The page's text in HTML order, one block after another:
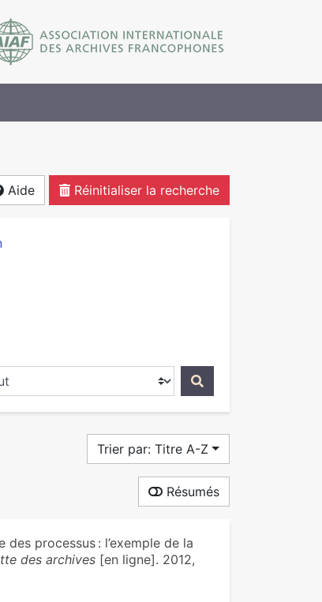
Aide Réinitialiser la recherche
dans...
Trier par: Titre A-Z
Résumés
des processus : l’exemple de la
des archives[en ligne]. 2012,